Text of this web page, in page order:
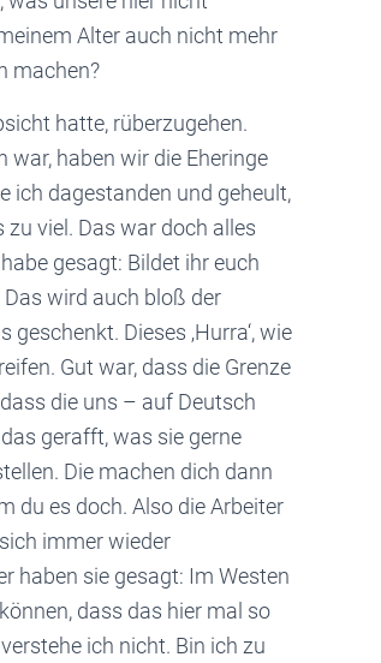
Alter auch nicht mehr
machen?
hatte, rüberzugehen.
war, haben wir die Eheringe
ich dagestanden und geheult,
viel. Das war doch alles
gesagt: Bildet ihr euch
wird auch bloß der
Dieses ‚Hurra‘, wie
Gut war, dass die Grenze
die uns – auf Deutsch
gerafft, was sie gerne
Die machen dich dann
du es doch. Also die Arbeiter
immer wieder
haben sie gesagt: Im Westen
dass das hier mal so
ich nicht. Bin ich zu